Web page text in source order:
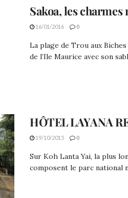
Sakoa, les
16/01/2016 0
La plage de Trou aux
de l’Ile Maurice avec son
HÔTEL LAYANA
19/10/2015 0
Sur Koh Lanta Yai, la plus
composent le parc national